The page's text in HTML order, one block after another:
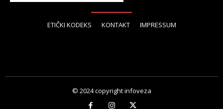
ETIČKI KODEKS KONTAKT IMPRESSUM
© 2024 copyright infoveza